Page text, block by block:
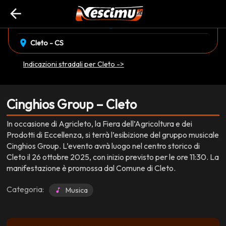
arrow_back
EVENTO CONCLUSO
domenica 26 Ottobre 11:30
location_on Cleto - CS
Indicazioni stradali per Cleto ->
Cinghios Group – Cleto
In occasione di Agricleto, la Fiera dell’Agricoltura e dei
Prodotti di Eccellenza, si terrà l’esibizione del gruppo musicale
Cinghios Group. L’evento avrà luogo nel centro storico di
Cleto il 26 ottobre 2025, con inizio previsto per le ore 11:30. La
manifestazione è promossa dal Comune di Cleto.
Categoria: Musica